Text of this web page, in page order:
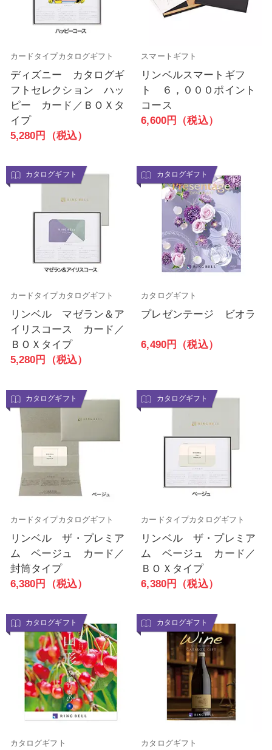
カードタイプカタログギフト
ディズニー カタログギ
フトセレクション ハッ
ピー カード／ＢＯＸタ
イプ
5,280円（税込）
スマートギフト
リンベルスマートギフ
ト ６，０００ポイント
コース
6,600円（税込）
カタログギフト
カードタイプカタログギフト
リンベル マゼラン＆ア
イリスコース カード／
ＢＯＸタイプ
5,280円（税込）
カタログギフト
カタログギフト
プレゼンテージ ビオラ
6,490円（税込）
カタログギフト
カードタイプカタログギフト
リンベル ザ・プレミア
ム ベージュ カード／
封筒タイプ
6,380円（税込）
カタログギフト
カードタイプカタログギフト
リンベル ザ・プレミア
ム ベージュ カード／
ＢＯＸタイプ
6,380円（税込）
カタログギフト
カタログギフト
カタログギフト
カタログギフト